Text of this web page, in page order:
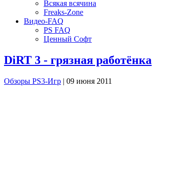
Всякая всячина
Freaks-Zone
Видео-FAQ
PS FAQ
Ценный Софт
DiRT 3 - грязная работёнка
Обзоры PS3-Игр | 09 июня 2011